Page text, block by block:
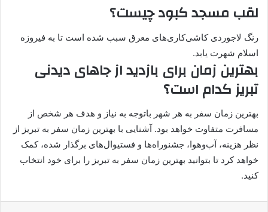
لقب مسجد کبود چیست؟
رنگ لاجوردی کاشی‌کاری‌های معرق سبب شده است تا به فیروزه‌
اسلام شهرت یابد.
بهترین زمان برای بازدید از جاهای دیدنی
تبریز کدام است؟
بهترین زمان سفر به هر شهر باتوجه به نیاز و هدف هر شخص از
مسافرت متفاوت خواهد بود. آشنایی با بهترین زمان سفر به تبریز از
نظر هزینه، آب‌وهوا، جشنوراه‌ها و فستیوال‌های برگذار شده، کمک
خواهد کرد تا بتوانید بهترین زمان سفر به تبریز را برای خود انتخاب
کنید.